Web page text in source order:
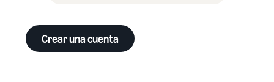
Crear una cuenta